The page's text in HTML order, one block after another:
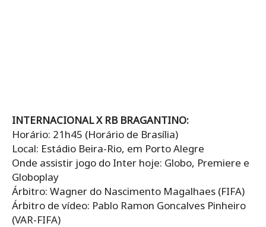
INTERNACIONAL X RB BRAGANTINO:
Horário: 21h45 (Horário de Brasília)
Local: Estádio Beira-Rio, em Porto Alegre
Onde assistir jogo do Inter hoje: Globo, Premiere e
Globoplay
Árbitro: Wagner do Nascimento Magalhaes (FIFA)
Árbitro de vídeo: Pablo Ramon Goncalves Pinheiro
(VAR-FIFA)